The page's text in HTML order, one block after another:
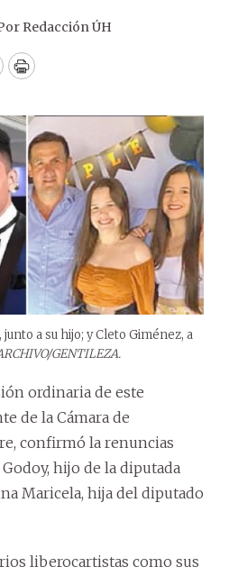
Redacción ÚH
Print
a su hijo; y Cleto Giménez, a
GENTILEZA.
ordinaria de este
de la Cámara de
confirmó la renuncias
hijo de la diputada
Maricela, hija del diputado
liberocartistas como sus